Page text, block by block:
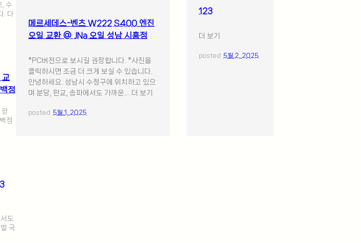
, 수
. 다
점
광
점
도
국
메르세데스-벤츠 W222 S400 엔진
오일 교환 @ JNa 오일 성남 시흥점
*PC버전으로 보시길 권장합니다. *사진을
클릭하시면 조금 더 크게 보실 수 있습니다.
안녕하세요. 성남시 수정구에 위치하고 있으
며 분당, 판교, 송파에서도 가까운… 더 보기
posted 5월 1, 2025
123
더 보기
posted 5월 2, 2025